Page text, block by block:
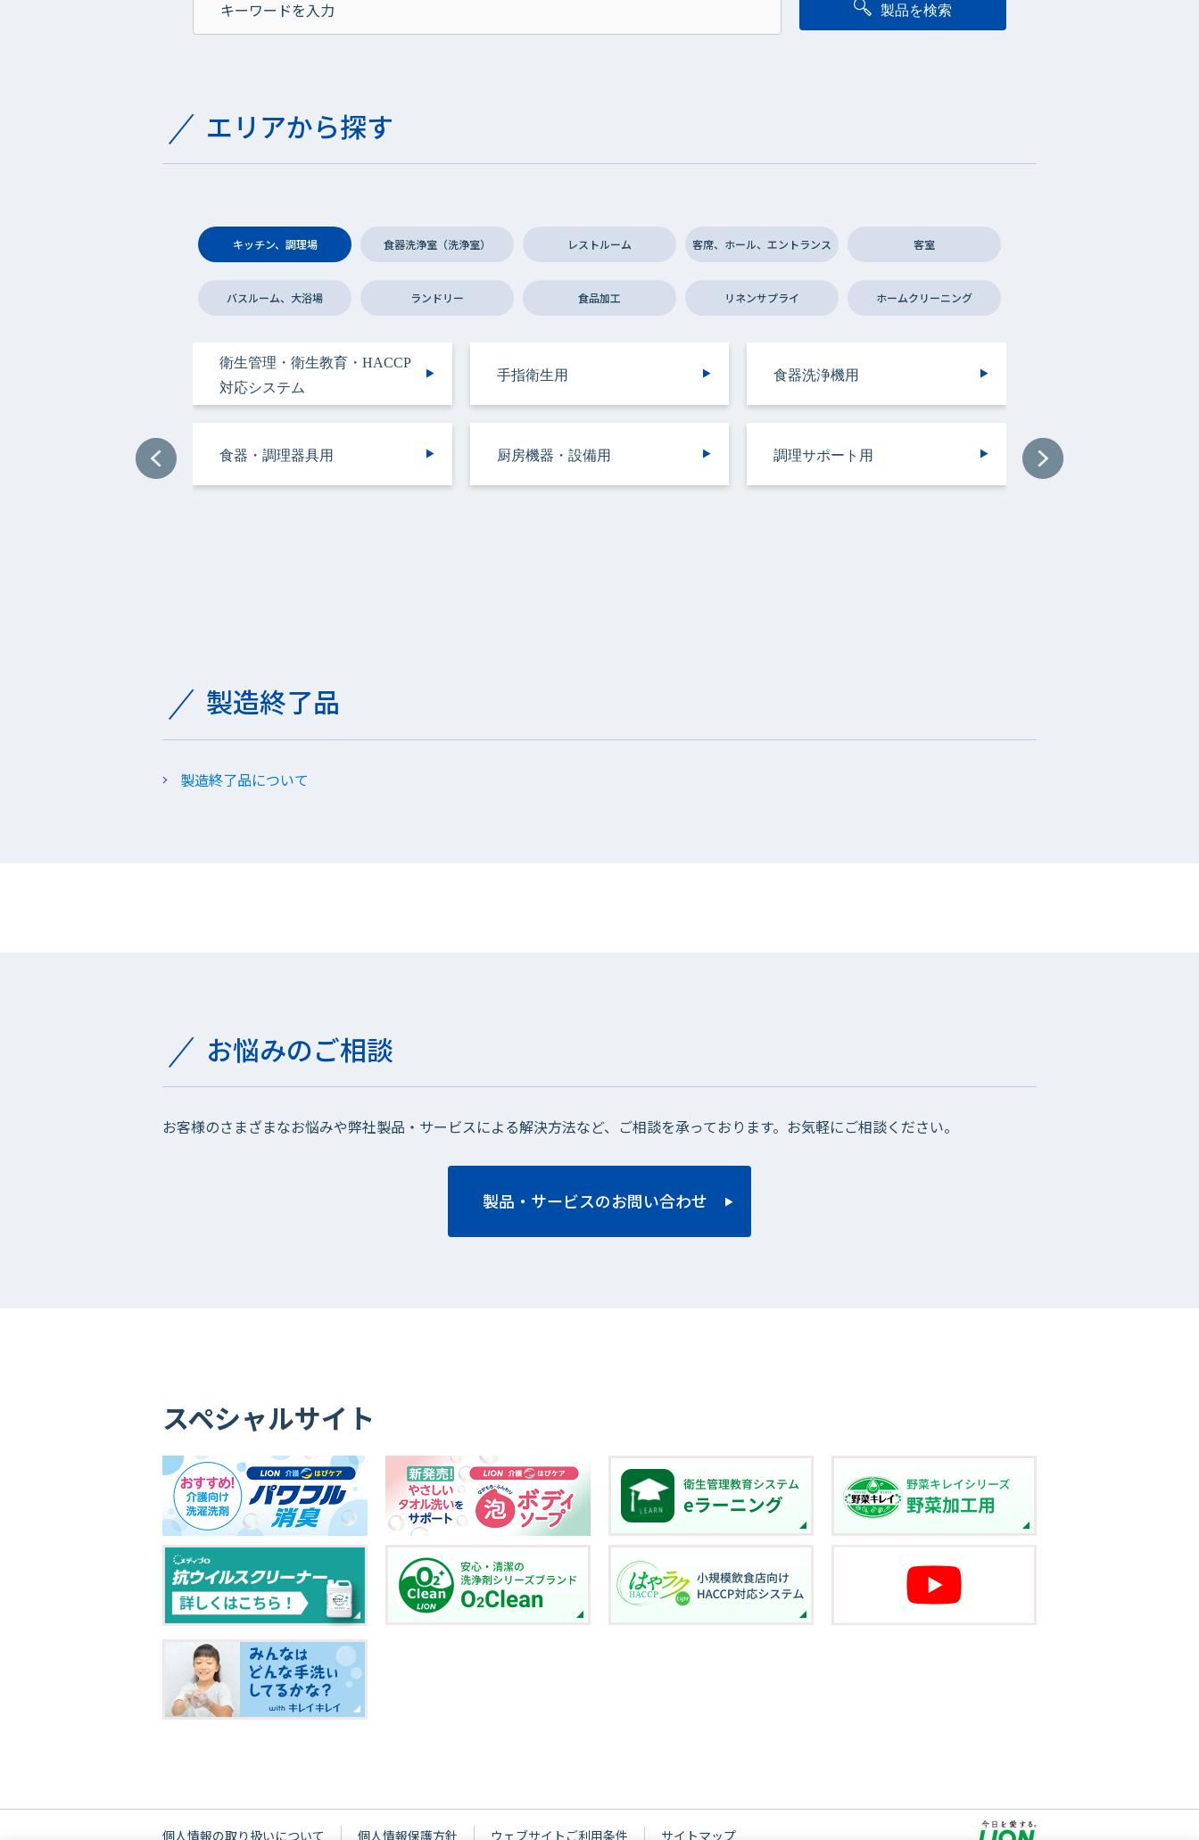
製品を検索
エリアから探す
キッチン、調理場 食器洗浄室（洗浄室） レストルーム 客席、ホール、エントランス 客室
バスルーム、大浴場 ランドリー 食品加工 リネンサプライ ホームクリーニング
衛生管理・衛生教育・HACCP
対応システム
手指衛生用 食器洗浄機用
食器・調理器具用 厨房機器・設備用 調理サポート用
手指衛生用 食器洗浄機用
手指衛生用 トイレ用
衛生管理・衛生教育・HACCP
対応システム
手指衛生用 施設用
手指衛生用 施設用 トイレ用
ヘアケア＆ボディケア用 バスルーム用
ヘアケア＆ボディケア用 バスルーム用
衣類用
手指衛生用 食器・調理器具用 厨房機器・設備用
調理サポート用 衣類用 容器洗浄機用
手指衛生用 トイレ用
ットクリーニング用
ドライクリーニング用 リネンサプライ用
手指衛生用 トイレ用
ットクリーニング用
ドライクリーニング用 リネンサプライ用
製造終了品
製造終了品について
お悩みのご相談
お客様のさまざまなお悩みや弊社製品・サービスによる解決方法など、ご相談を承っております。お気軽にご相談ください。
製品・サービスのお問い合わせ
スペシャルサイト
個人情報の取り扱いについて 個人情報保護方針 ウェブサイトご利用条件 サイトマップ